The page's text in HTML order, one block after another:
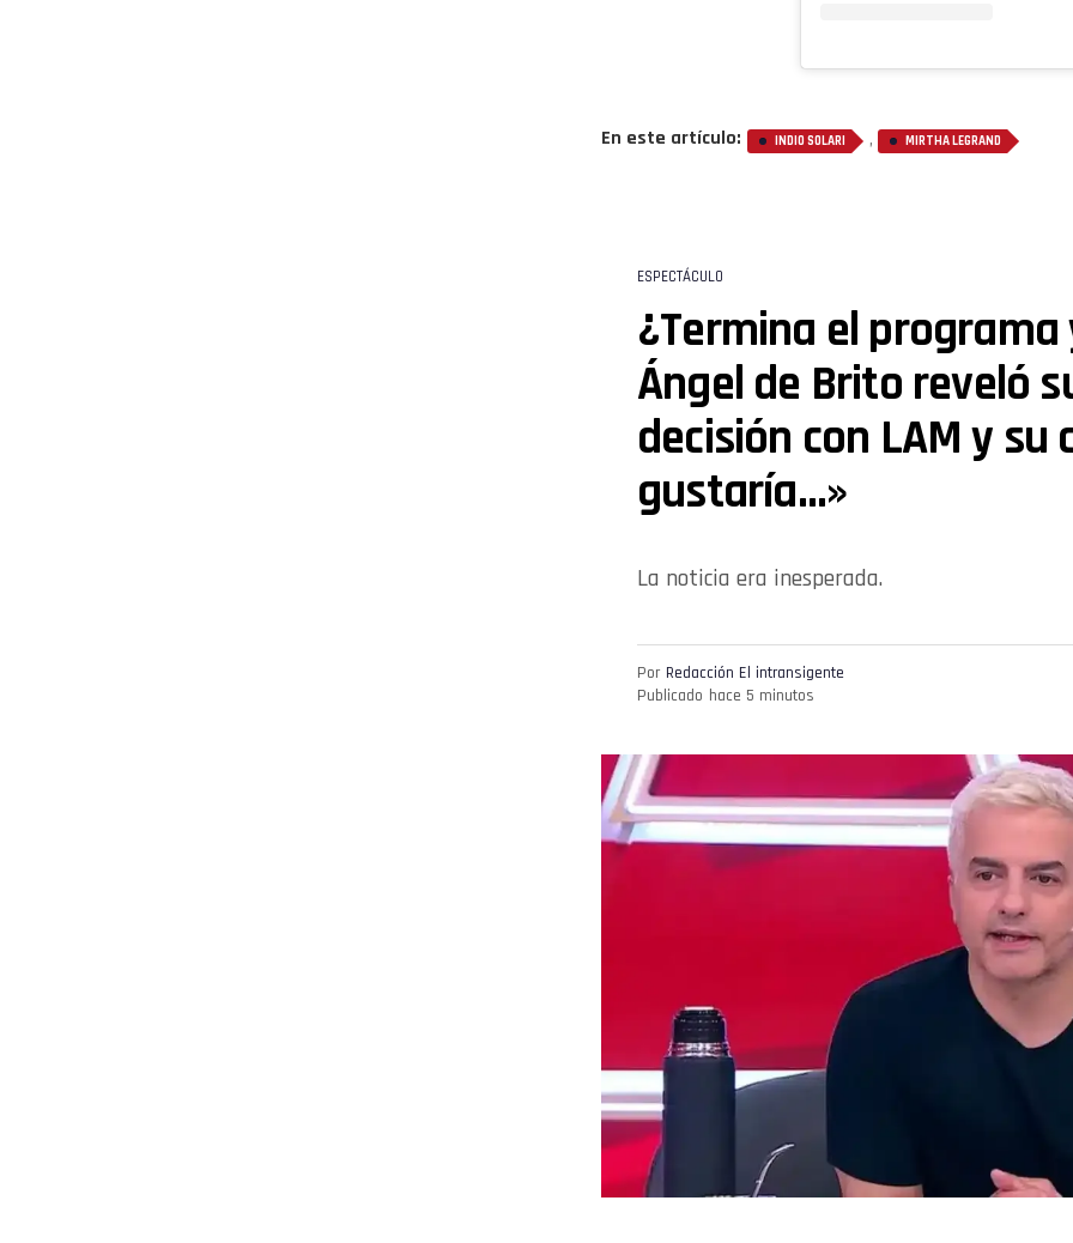
En este artículo: INDIO SOLARI , MIRTHA LEGRAND
ESPECTÁCULO
¿Termina el
Ángel de Brito reveló
decisión con LAM y su
gustaría…»
La noticia era inesperada.
Por Redacción El intransigente
Publicado hace 5 minutos